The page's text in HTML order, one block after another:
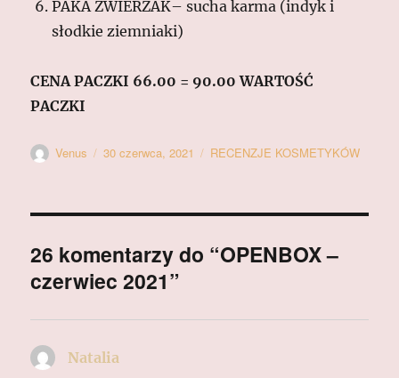
PAKA ZWIERZAK– sucha karma (indyk i
słodkie ziemniaki)
CENA PACZKI 66.00 = 90.00 WARTOŚĆ
PACZKI
Autor
Venus
Data
30 czerwca, 2021 Kategorie
RECENZJE KOSMETYKÓW
26 komentarzy do “OPENBOX –
czerwiec 2021”
Natalia